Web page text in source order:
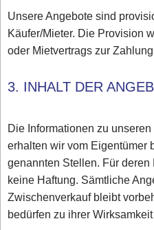
Unsere Angebote sind
Käufer/Mieter. Die Provision
oder Mietvertrags zur
3. INHALT DER
Die Informationen zu
erhalten wir vom Eigentümer
genannten Stellen. Für
keine Haftung. Sämtliche
Zwischenverkauf bleibt
bedürfen zu ihrer